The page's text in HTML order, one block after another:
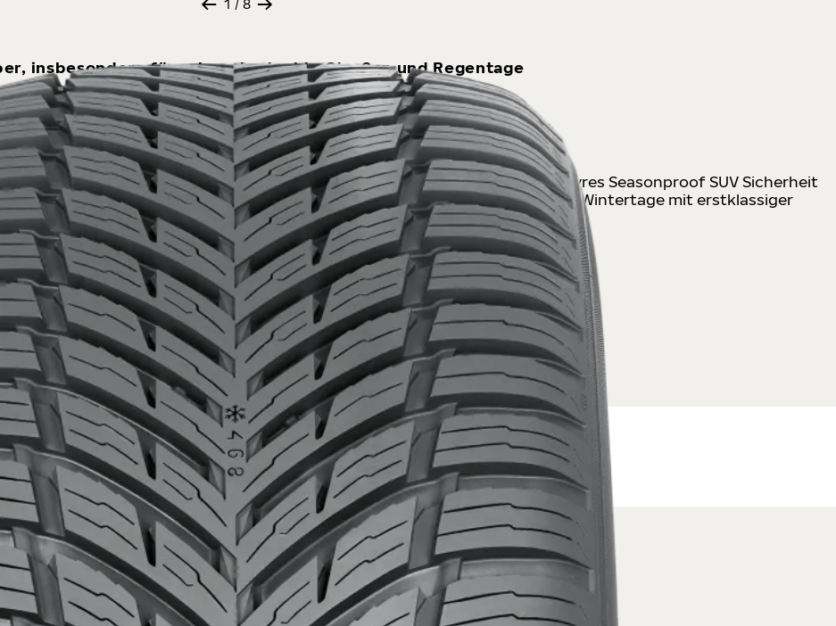
1 / 8
Reifenwechseln verabschieden möchten, bietet der neue Nokian Tyres Seasonproof SUV Sicherheit
und zuverlässiger Allwetterreifen für schneereiche und matschige Wintertage mit erstklassiger
insbesondere für schneebedeckte Straßen und Regentage
schont die Umwelt
Schutz vor Stößen und schnitten
SCHREIBEN